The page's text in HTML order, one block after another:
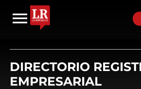
DIRECTORIO
EMPRESARIAL